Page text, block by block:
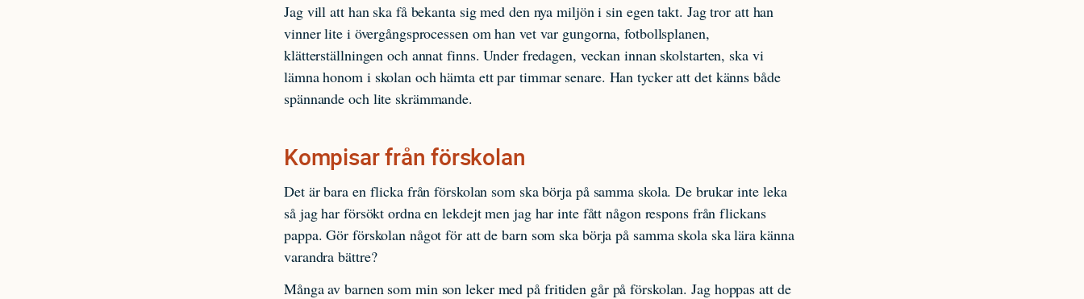
Jag vill att han ska få bekanta sig med den nya miljön i sin egen takt. Jag tror att han
vinner lite i övergångsprocessen om han vet var gungorna, fotbollsplanen,
klätterställningen och annat finns. Under fredagen, veckan innan skolstarten, ska vi
lämna honom i skolan och hämta ett par timmar senare. Han tycker att det känns både
spännande och lite skrämmande.
Kompisar från förskolan
Det är bara en flicka från förskolan som ska börja på samma skola. De brukar inte leka
så jag har försökt ordna en lekdejt men jag har inte fått någon respons från flickans
pappa. Gör förskolan något för att de barn som ska börja på samma skola ska lära känna
varandra bättre?
Många av barnen som min son leker med på fritiden går på förskolan. Jag hoppas att de